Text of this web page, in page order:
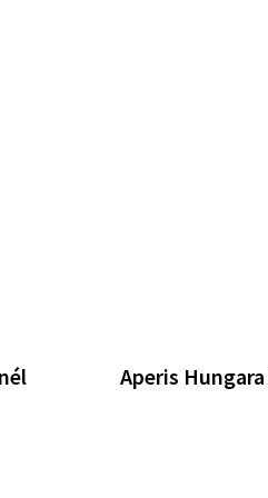
Aperis